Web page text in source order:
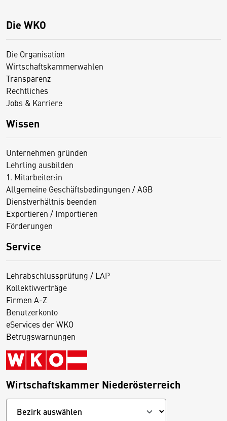
Die WKO
Die Organisation
Wirtschaftskammerwahlen
Transparenz
Rechtliches
Jobs & Karriere
Wissen
Unternehmen gründen
Lehrling ausbilden
1. Mitarbeiter:in
Allgemeine Geschäftsbedingungen / AGB
Dienstverhältnis beenden
Exportieren / Importieren
Förderungen
Service
Lehrabschlussprüfung / LAP
Kollektivverträge
Firmen A-Z
Benutzerkonto
eServices der WKO
Betrugswarnungen
Wirtschaftskammer Niederösterreich